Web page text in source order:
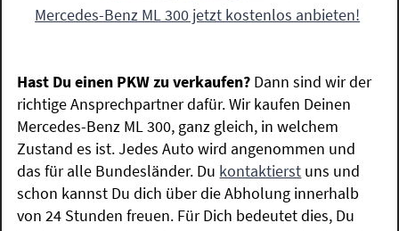
Mercedes-Benz ML 300 jetzt kostenlos anbieten!
Hast Du einen PKW zu verkaufen? Dann sind wir der
richtige Ansprechpartner dafür. Wir kaufen Deinen
Mercedes-Benz ML 300, ganz gleich, in welchem
Zustand es ist. Jedes Auto wird angenommen und
das für alle Bundesländer. Du kontaktierst uns und
schon kannst Du dich über die Abholung innerhalb
von 24 Stunden freuen. Für Dich bedeutet dies, Du